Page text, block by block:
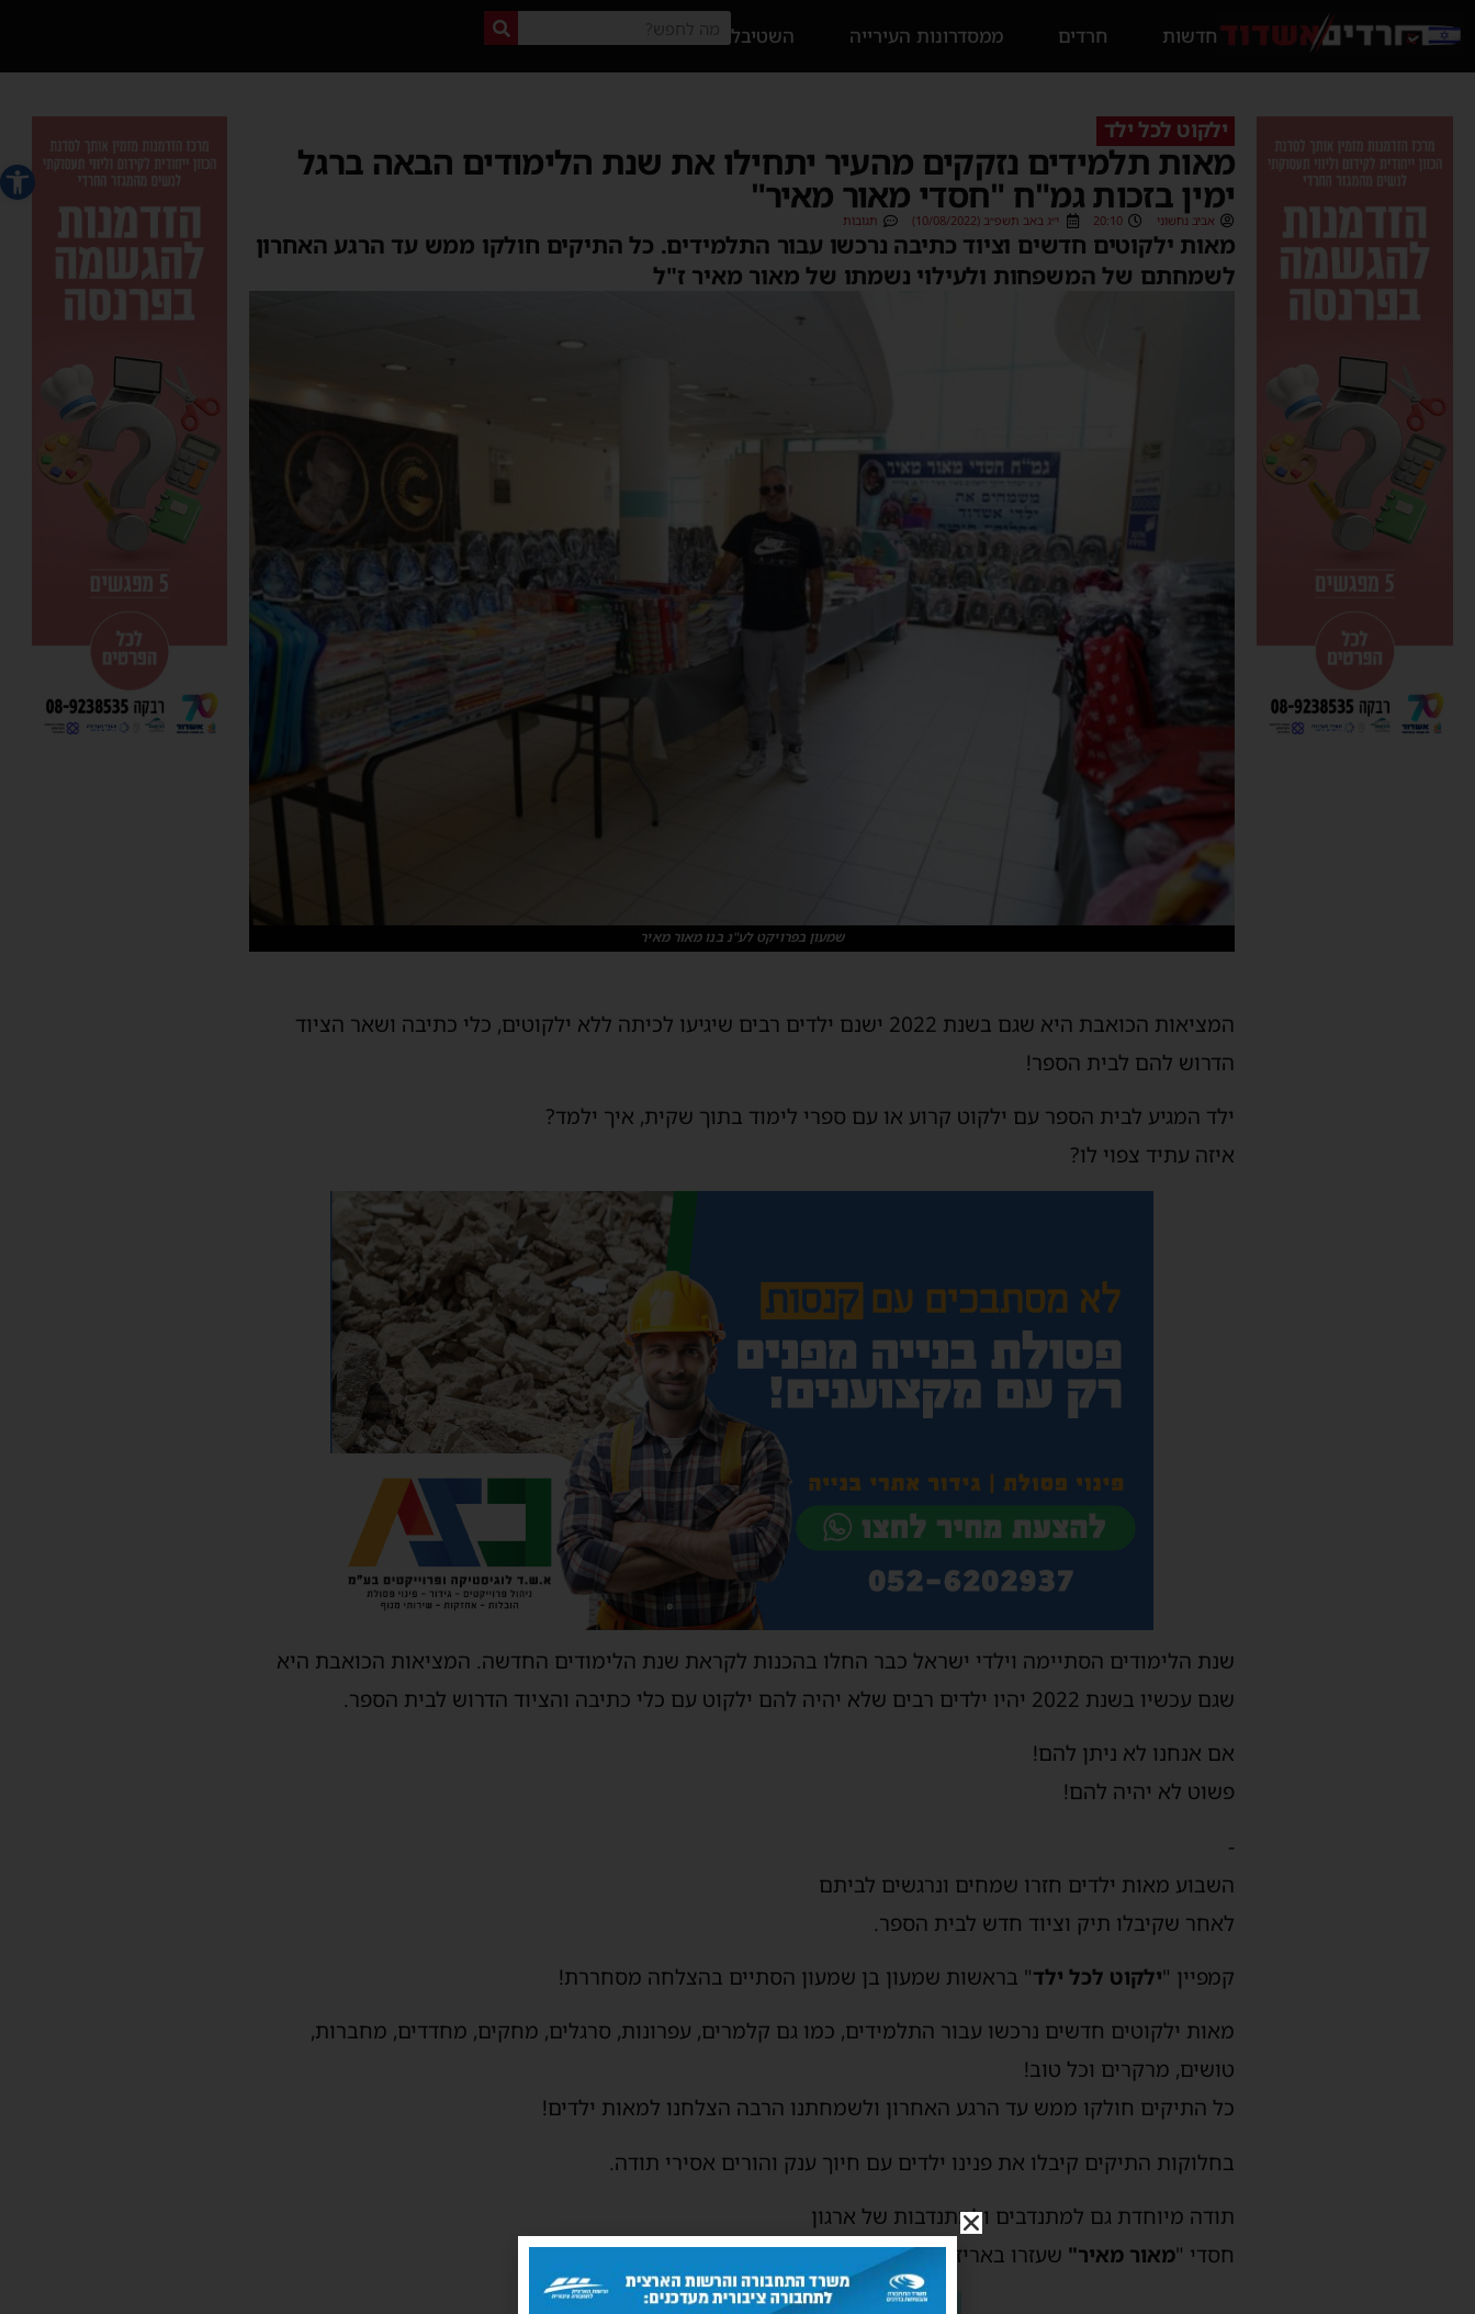
פתח
חדשות חרדים ממסדרונות העירייה השטיבל
ילקוט לכל ילד
מאות תלמידים נזקקים מהעיר יתחילו את שנת הלימודים הבאה ברגל
ימין בזכות גמ"ח "חסדי מאור מאיר"
אביב נחשוני 20:10 י״ג באב תשפ״ב (10/08/2022) תגובות
מאות ילקוטים חדשים וציוד כתיבה נרכשו עבור התלמידים. כל התיקים חולקו ממש עד הרגע האחרון
לשמחתם של המשפחות ולעילוי נשמתו של מאור מאיר ז"ל
שמעון בפרויקט לע"נ בנו מאור מאיר
המציאות הכואבת היא שגם בשנת 2022 ישנם ילדים רבים שיגיעו לכיתה ללא ילקוטים, כלי כתיבה ושאר הציוד
הדרוש להם לבית הספר!
ילד המגיע לבית הספר עם ילקוט קרוע או עם ספרי לימוד בתוך שקית, איך ילמד?
איזה עתיד צפוי לו?
שנת הלימודים הסתיימה וילדי ישראל כבר החלו בהכנות לקראת שנת הלימודים החדשה. המציאות הכואבת היא
שגם עכשיו בשנת 2022 יהיו ילדים רבים שלא יהיה להם ילקוט עם כלי כתיבה והציוד הדרוש לבית הספר.
אם אנחנו לא ניתן להם!
פשוט לא יהיה להם!
-
השבוע מאות ילדים חזרו שמחים ונרגשים לביתם
לאחר שקיבלו תיק וציוד חדש לבית הספר.
קמפיין "ילקוט לכל ילד" בראשות שמעון בן שמעון הסתיים בהצלחה מסחררת!
מאות ילקוטים חדשים נרכשו עבור התלמידים, כמו גם קלמרים, עפרונות, סרגלים, מחקים, מחדדים, מחברות,
טושים, מרקרים וכל טוב!
כל התיקים חולקו ממש עד הרגע האחרון ולשמחתנו הרבה הצלחנו למאות ילדים!
בחלוקות התיקים קיבלו את פנינו ילדים עם חיוך ענק והורים אסירי תודה.
תודה מיוחדת גם למתנדבים ולמתנדבות של ארגון
חסדי "מאור מאיר" שעזרו באריזת התיקים עם הציוד הנדרש ובחלוקה לילדים.